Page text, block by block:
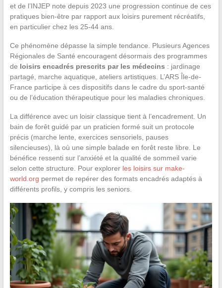
et de l’INJEP note depuis 2023 une progression continue de ces
pratiques bien-être par rapport aux loisirs purement récréatifs,
en particulier chez les 25-44 ans.
Ce phénomène dépasse la simple tendance. Plusieurs Agences
Régionales de Santé encouragent désormais des programmes
de loisirs encadrés prescrits par les médecins : jardinage
partagé, marche aquatique, ateliers artistiques. L’ARS Île-de-
France participe à ces dispositifs dans le cadre du sport-santé
ou de l’éducation thérapeutique pour les maladies chroniques.
La différence avec un loisir classique tient à l’encadrement. Un
bain de forêt guidé par un praticien formé suit un protocole
précis (marche lente, exercices sensoriels, pauses
silencieuses), là où une simple balade en forêt reste libre. Le
bénéfice ressenti sur l’anxiété et la qualité de sommeil varie
selon cette structure. Pour explorer les loisirs sur make-
world.org permet de repérer des formats encadrés adaptés à
différents profils, y compris les seniors.